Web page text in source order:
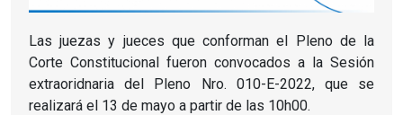
Las juezas y jueces que conforman el Pleno de la
Corte Constitucional fueron convocados a la Sesión
extraoridnaria del Pleno Nro. 010-E-2022, que se
realizará el 13 de mayo a partir de las 10h00.